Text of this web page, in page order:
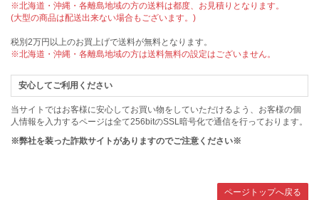
※北海道・沖縄・各離島地域の方の送料は都度、お見積りとなります。
(大型の商品は配送出来ない場合もございます。)
税別2万円以上のお買上げで送料が無料となります。
※北海道・沖縄・各離島地域の方は送料無料の設定はございません。
安心してご利用ください
当サイトではお客様に安心してお買い物をしていただけるよう、お客様の個
人情報を入力するページは全て256bitのSSL暗号化で通信を行っております。
※弊社を装った詐欺サイトがありますのでご注意ください※
ページトップへ戻る